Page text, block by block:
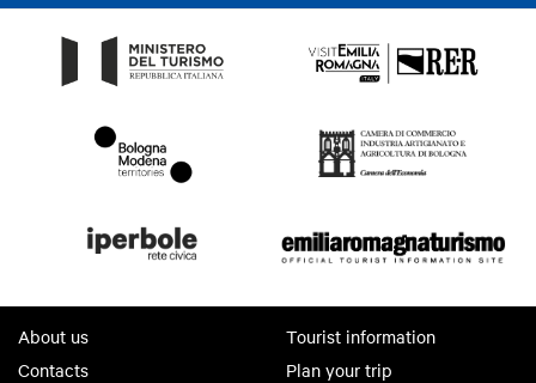
About us
Contacts
Tourist information
Plan your trip